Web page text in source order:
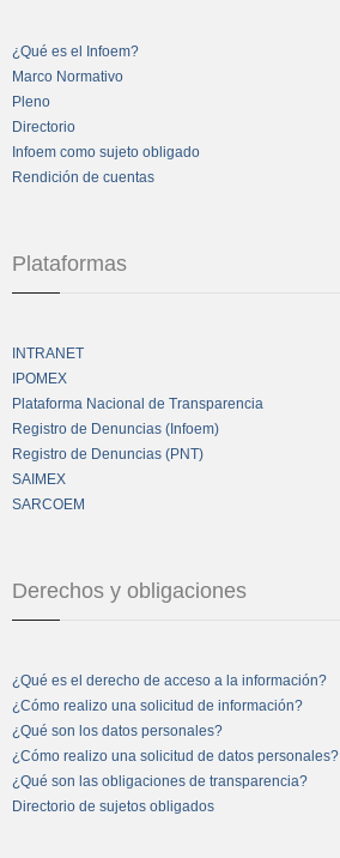
¿Qué es el Infoem?
Marco Normativo
Pleno
Directorio
Infoem como sujeto obligado
Rendición de cuentas
Plataformas
INTRANET
IPOMEX
Plataforma Nacional de Transparencia
Registro de Denuncias (Infoem)
Registro de Denuncias (PNT)
SAIMEX
SARCOEM
Derechos y obligaciones
¿Qué es el derecho de acceso a la información?
¿Cómo realizo una solicitud de información?
¿Qué son los datos personales?
¿Cómo realizo una solicitud de datos personales?
¿Qué son las obligaciones de transparencia?
Directorio de sujetos obligados